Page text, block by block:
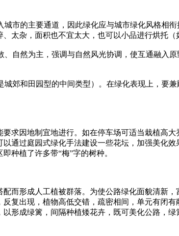
的主要通道，因此绿化应与城市绿化风格相
太杂，面积也不宜太大，也可以小品进行烘托
然为主，强调与自然风光协调，使互通融入
和田园型的中间类型）。在绿化表现上，要
因地制宜地进行。如在停车场可适当栽植高大
通过庭园式绿化手法建设一些花坛，加强美化
种植了许多带“梅”字的树种。
形成人工植被群落。为使公路绿化面貌清新，
复出现，植物高低交错，疏密相间，单元有闭
形成绿篱，间隔种植矮花卉，既可美化公路，绿